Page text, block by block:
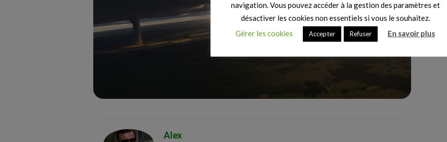
Alex
navigation. Vous pouvez accéder à la gestion des paramètres et
désactiver les cookies non essentiels si vous le souhaitez.
Gérer les cookies
Accepter Refuser En savoir plus